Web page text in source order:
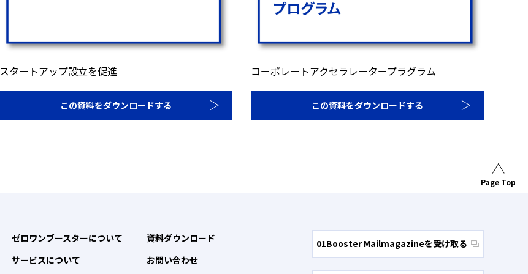
スタートアップ設立を促進
この資料をダウンロードする
コーポレートアクセラレータープラグラム
この資料をダウンロードする
Page Top
ゼロワンブースターについて
サービスについて
資料ダウンロード
お問い合わせ
01Booster Mailmagazineを受け取る